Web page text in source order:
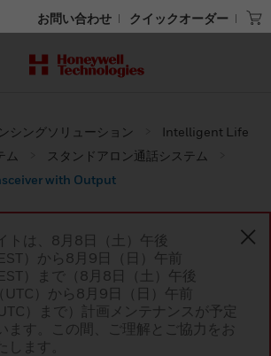
お問い合わせ クイックオーダー
シングソリューション
Intelligent Life
ム
スタンドアロン通話システム
with Output
トは、8月8日（土）午後
）から8月9日（日）午前
）まで（8月8日（土）午後
）から8月9日（日）午前
）まで）計画メンテナンスが予定
ます。この間、ご理解とご協力をお
します。